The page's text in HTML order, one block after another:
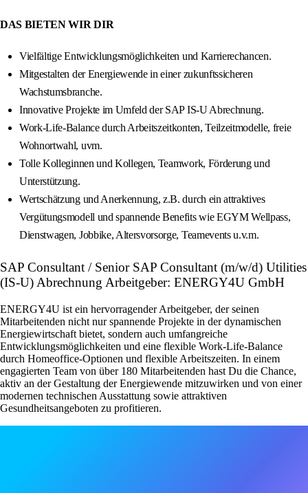
DAS BIETEN WIR DIR
Vielfältige Entwicklungsmöglichkeiten und Karrierechancen.
Mitgestalten der Energiewende in einer zukunftssicheren
Wachstumsbranche.
Innovative Projekte im Umfeld der SAP IS-U Abrechnung.
Work-Life-Balance durch Arbeitszeitkonten, Teilzeitmodelle, freie
Wohnortwahl, uvm.
Tolle Kolleginnen und Kollegen, Teamwork, Förderung und
Unterstützung.
Wertschätzung und Anerkennung, z.B. durch ein attraktives
Vergütungsmodell und spannende Benefits wie EGYM Wellpass,
Dienstwagen, Jobbike, Altersvorsorge, Teamevents u.v.m.
SAP Consultant / Senior SAP Consultant (m/w/d) Utilities
(IS-U) Abrechnung Arbeitgeber: ENERGY4U GmbH
ENERGY4U ist ein hervorragender Arbeitgeber, der seinen
Mitarbeitenden nicht nur spannende Projekte in der dynamischen
Energiewirtschaft bietet, sondern auch umfangreiche
Entwicklungsmöglichkeiten und eine flexible Work-Life-Balance
durch Homeoffice-Optionen und flexible Arbeitszeiten. In einem
engagierten Team von über 180 Mitarbeitenden hast Du die Chance,
aktiv an der Gestaltung der Energiewende mitzuwirken und von einer
modernen technischen Ausstattung sowie attraktiven
Gesundheitsangeboten zu profitieren.